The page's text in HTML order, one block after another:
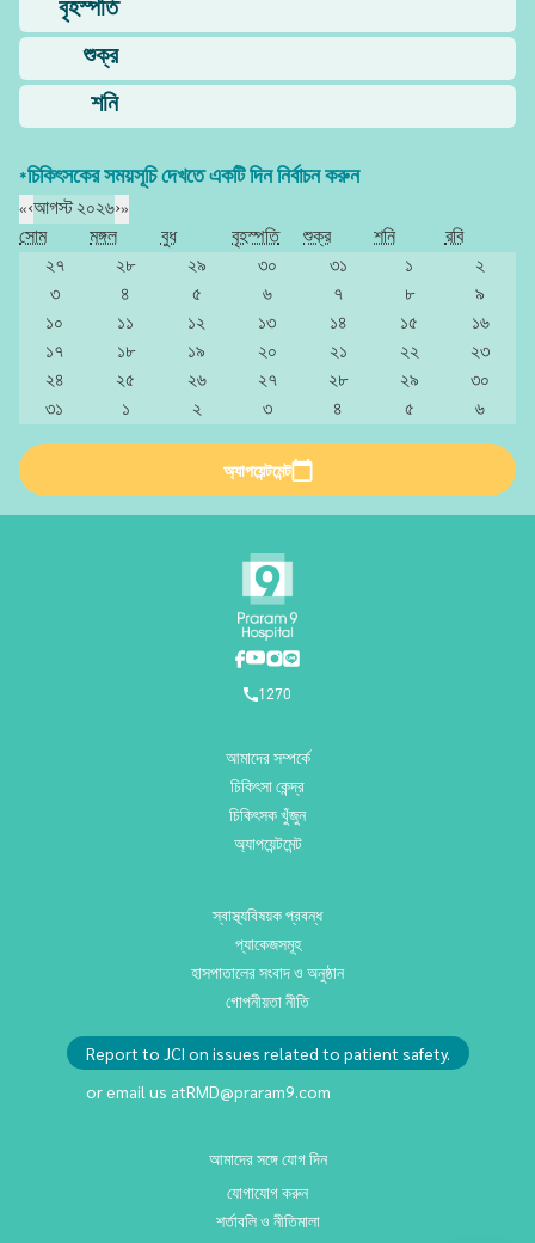
বৃহস্পতি
শুক্র
শনি
*চিকিৎসকের সময়সূচি দেখতে একটি দিন নির্বাচন করুন
«‹আগস্ট ২০২৬›»
সোম
মঙ্গল বুধ বৃহস্পতি শুক্র শনি
রবি
২৭
২৮ ২৯ ৩০ ৩১ ১
২
৩
৪ ৫ ৬ ৭ ৮
৯
১০
১১ ১২ ১৩ ১৪ ১৫
১৬
১৭
১৮ ১৯ ২০ ২১ ২২
২৩
২৪
২৫ ২৬ ২৭ ২৮ ২৯
৩০
৩১
১ ২ ৩ ৪ ৫ ৬
অ্যাপয়েন্টমেন্ট
1270
আমাদের সম্পর্কে
চিকিৎসা কেন্দ্র
চিকিৎসক খুঁজুন
অ্যাপয়েন্টমেন্ট
স্বাস্থ্যবিষয়ক প্রবন্ধ
প্যাকেজসমূহ
হাসপাতালের সংবাদ ও অনুষ্ঠান
গোপনীয়তা নীতি
Report to JCI on issues related to patient safety.
or email us atRMD@praram9.com
আমাদের সঙ্গে যোগ দিন
যোগাযোগ করুন
শর্তাবলি ও নীতিমালা